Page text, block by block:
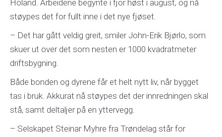
Holand. Arbeidene begynte i fjor høst i august, og nå
støypes det for fullt inne i det nye fjøset.
– Det har gått veldig greit, smiler John-Erik Bjørlo, som
skuer ut over det som nesten er 1000 kvadratmeter
driftsbygning.
Både bonden og dyrene får et helt nytt liv, når bygget
tas i bruk. Akkurat nå støypes det der innredningen skal
stå, samt deltaljer på en yttervegg.
– Selskapet Steinar Myhre fra Trøndelag står for